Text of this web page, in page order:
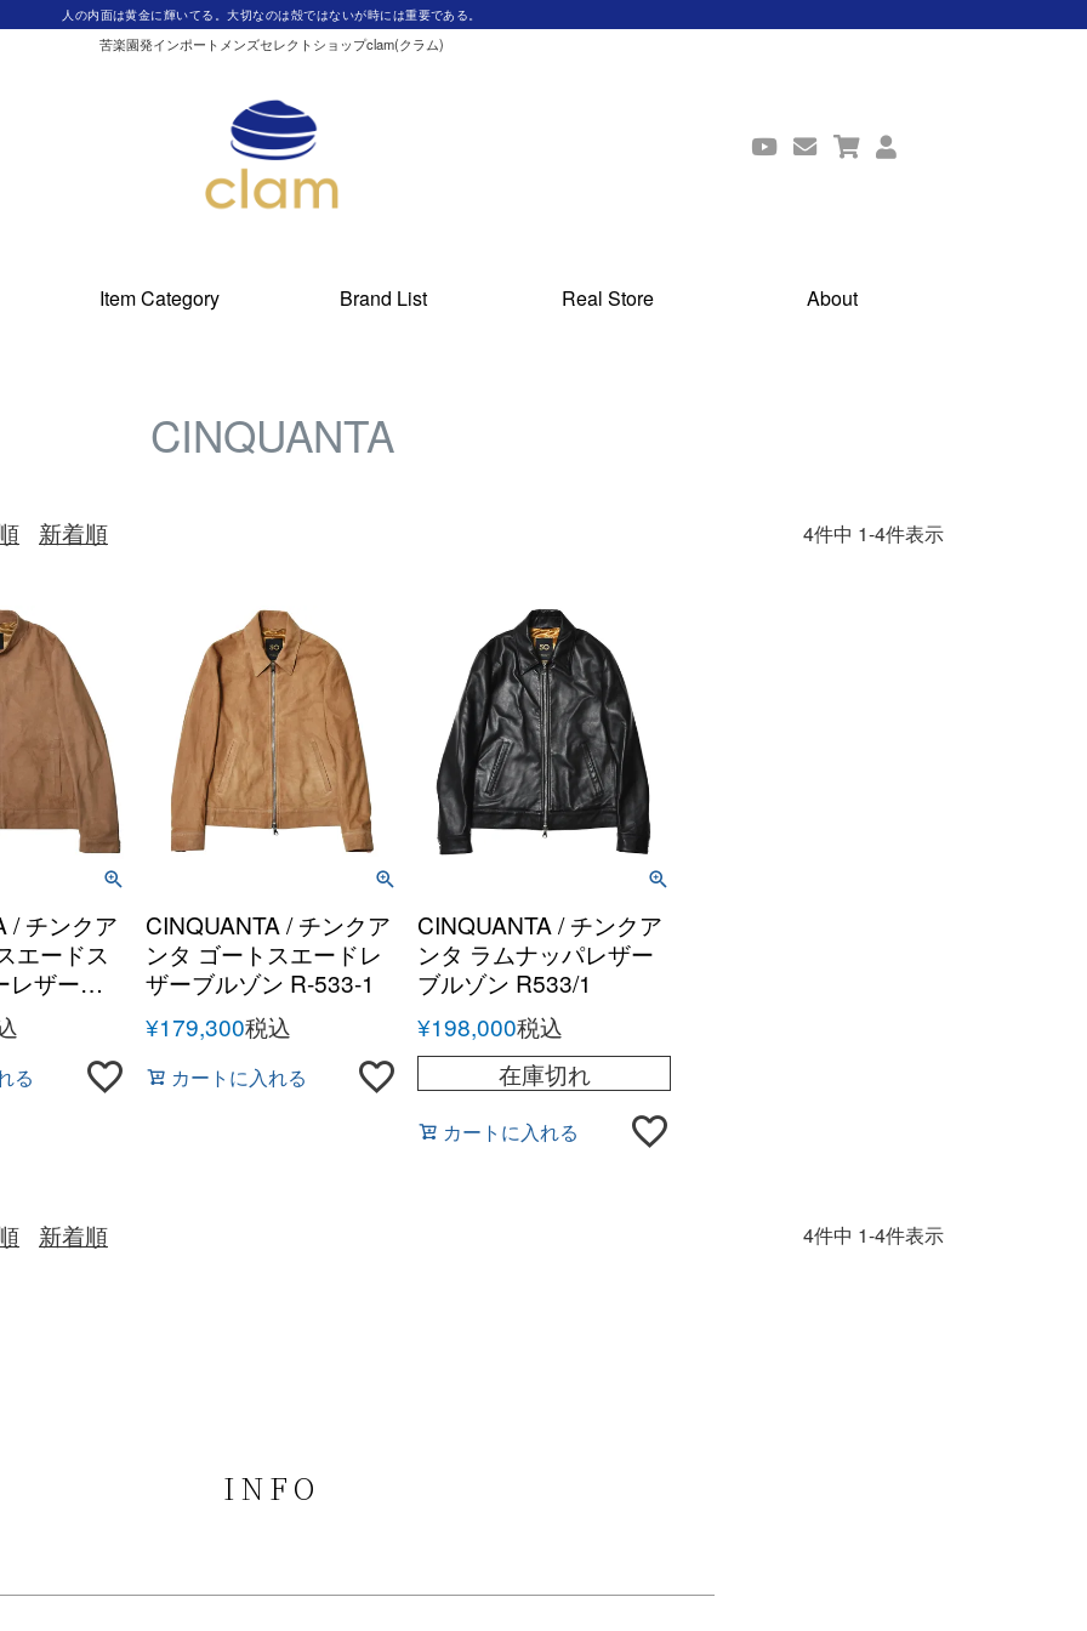
人の内面は黄金に輝いてる。大切なのは殻ではないが時には重要である。
苦楽園発インポートメンズセレクトショップclam(クラム)
Item Category Brand List Real Store About
CINQUANTA
新着順 4件中 1-4件表示
/ チンクア
エードス
レザーブ
2012
る
CINQUANTA / チンクア
ンタ ゴートスエードレ
ザーブルゾン R-533-1
¥179,300税込
カートに入れる
CINQUANTA / チンクア
ンタ ラムナッパレザー
ブルゾン R533/1
¥198,000税込
在庫切れ
カートに入れる
新着順 4件中 1-4件表示
INFO